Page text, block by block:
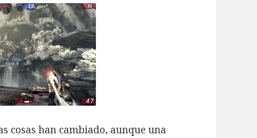
cosas han cambiado, aunque una